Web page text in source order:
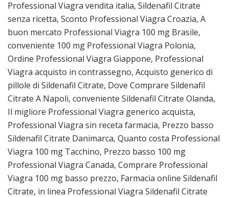
Professional Viagra vendita italia, Sildenafil Citrate
senza ricetta, Sconto Professional Viagra Croazia, A
buon mercato Professional Viagra 100 mg Brasile,
conveniente 100 mg Professional Viagra Polonia,
Ordine Professional Viagra Giappone, Professional
Viagra acquisto in contrassegno, Acquisto generico di
pillole di Sildenafil Citrate, Dove Comprare Sildenafil
Citrate A Napoli, conveniente Sildenafil Citrate Olanda,
Il migliore Professional Viagra generico acquista,
Professional Viagra sin receta farmacia, Prezzo basso
Sildenafil Citrate Danimarca, Quanto costa Professional
Viagra 100 mg Tacchino, Prezzo basso 100 mg
Professional Viagra Canada, Comprare Professional
Viagra 100 mg basso prezzo, Farmacia online Sildenafil
Citrate, in linea Professional Viagra Sildenafil Citrate